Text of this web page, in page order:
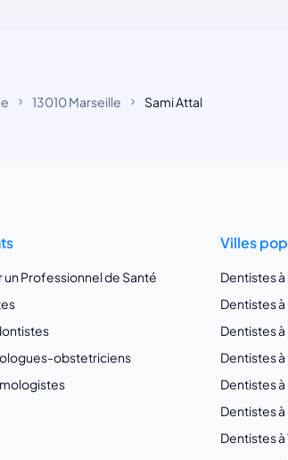
13010 Marseille Sami Attal
un Professionnel de Santé
obstetriciens
Villes
Dentistes
Dentistes
Dentistes
Dentistes
Dentistes à
Dentistes à
Dentistes